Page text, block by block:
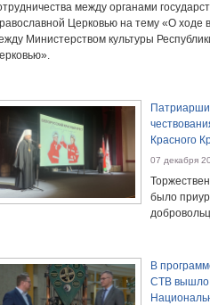
между органами
Церковью на тему «О ходе
Министерством культуры
Красного
07 декабря
было
В
СТВ вышло